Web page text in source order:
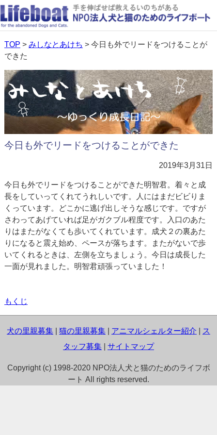
TOP > みしなとあけち > 今日も外でリードをつけることが
できた
今日も外でリードをつけることができた
2019年3月31日
今日も外でリードをつけることができた明智君。着々と成
長をしていってくれてうれしいです。人にはまだビビりま
くっています。どこかに逃げ出しそうな感じです。ですが
さわってあげていれば足がガクブル程度です。入口のあた
りはまたがなくても歩いてくれています。成犬２の裏あた
りになると震え始め、ペースが落ちます。またがないで歩
いてくれるときは、左側を立ちましょう。今日は成長した
一面が見れました。明智君頑張っていました！
もくじ
犬の里親募集 猫の里親募集 アニマルシェルター紹介
ス
タッフ募集
サイトマップ
Copyright (c) 1998-2020 NPO法人犬と猫のためのライフボ
ート All rights reserved.